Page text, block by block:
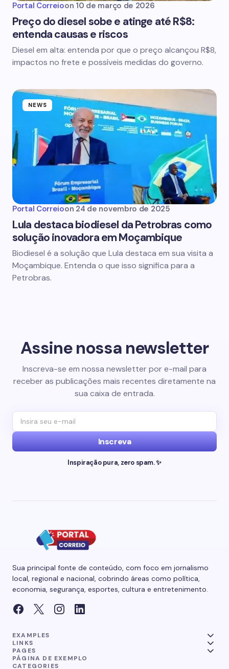
Portal Correioon 10 de março de 2026
Preço do diesel sobe e atinge até R$8:
entenda causas e riscos
Diesel em alta: entenda por que o preço alcançou R$8,
impactos no frete e possíveis medidas do governo.
NEWS
Portal Correioon 24 de novembro de 2025
Lula destaca biodiesel da Petrobras como
solução inovadora em Moçambique
Biodiesel é a solução que Lula destaca em sua visita a
Moçambique. Entenda o que isso significa para a
Petrobras.
Assine nossa newsletter
Inscreva-se em nossa newsletter por e-mail para
receber as publicações mais recentes diretamente na
sua caixa de entrada.
Inscreva
Inspiração pura, zero spam. ✨
Sua principal fonte de conteúdo, com foco em jornalismo
local, regional e nacional, cobrindo áreas como política,
economia, segurança, esportes, cultura e entretenimento.
EXAMPLES
LINKS
PAGES
PÁGINA DE EXEMPLO
CATEGORIES